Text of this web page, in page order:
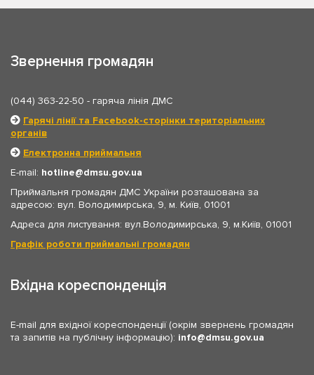
Звернення громадян
(044) 363-22-50 - гаряча лінія ДМС
Гарячі лінії та Facebook-сторінки територіальних
органів
Електронна приймальня
E-mail: hotline
dmsu.gov.ua
Приймальня громадян ДМС України розташована за
адресою: вул. Володимирська, 9, м. Київ, 01001
Адреса для листування: вул.Володимирська, 9, м.Київ, 01001
Графік роботи приймальні громадян
Вхідна кореспонденція
E-mail для вхідної кореспонденції (окрім звернень громадян
та запитів на публічну інформацію): info dmsu.gov.ua